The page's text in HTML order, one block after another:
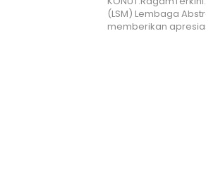
(LSM) Lembaga
memberikan